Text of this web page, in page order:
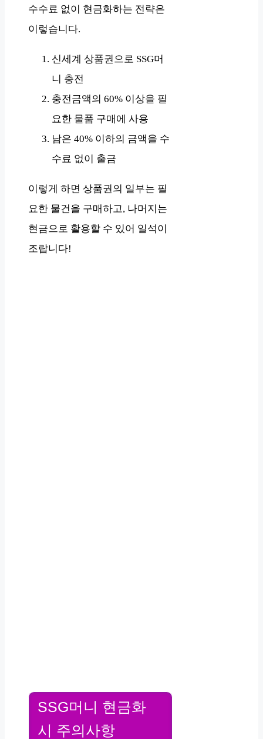
수수료 없이 현금화하는 전략은
이렇습니다.
신세계 상품권으로 SSG머
니 충전
충전금액의 60% 이상을 필
요한 물품 구매에 사용
남은 40% 이하의 금액을 수
수료 없이 출금
이렇게 하면 상품권의 일부는 필
요한 물건을 구매하고, 나머지는
현금으로 활용할 수 있어 일석이
조랍니다!
SSG머니 현금화
시 주의사항